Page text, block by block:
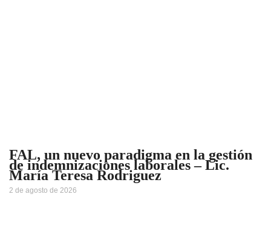
FAL, un nuevo paradigma en la gestión
de indemnizaciones laborales – Lic.
María Teresa Rodriguez
2 de agosto de 2026